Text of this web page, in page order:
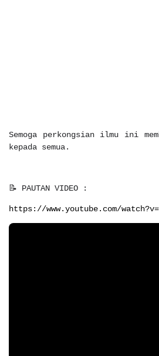
Semoga perkongsian ilmu ini
kepada semua.
📝 PAUTAN VIDEO :
https://www.youtube.com/